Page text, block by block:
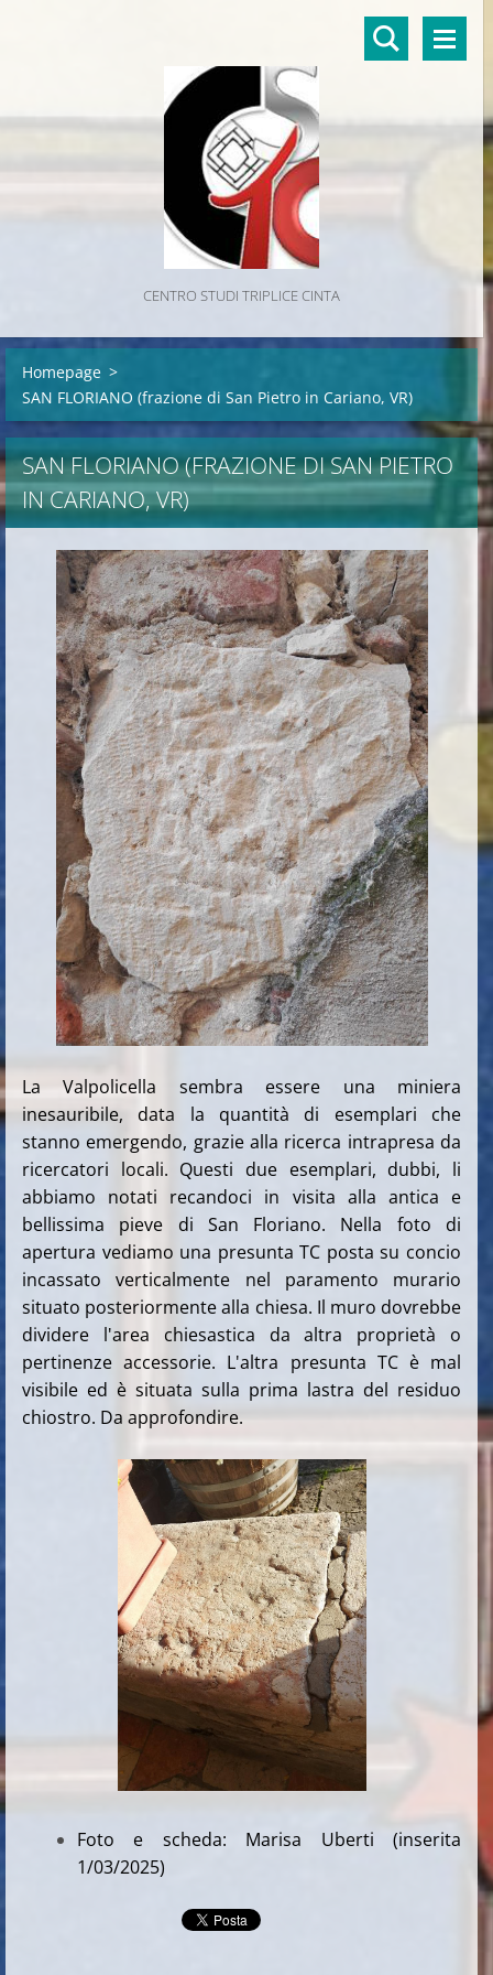
CENTRO STUDI TRIPLICE CINTA
Homepage >
SAN FLORIANO (frazione di San Pietro in Cariano, VR)
SAN FLORIANO (FRAZIONE DI SAN PIETRO
IN CARIANO, VR)
La Valpolicella sembra essere una miniera
inesauribile, data la quantità di esemplari che
stanno emergendo, grazie alla ricerca intrapresa da
ricercatori locali. Questi due esemplari, dubbi, li
abbiamo notati recandoci in visita alla antica e
bellissima pieve di San Floriano. Nella foto di
apertura vediamo una presunta TC posta su concio
incassato verticalmente nel paramento murario
situato posteriormente alla chiesa. Il muro dovrebbe
dividere l'area chiesastica da altra proprietà o
pertinenze accessorie. L'altra presunta TC è mal
visibile ed è situata sulla prima lastra del residuo
chiostro. Da approfondire.
Foto e scheda: Marisa Uberti (inserita
1/03/2025)